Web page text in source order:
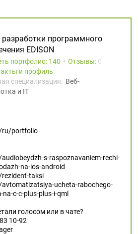
разработки программного
EDISON
портфолио: 140 Отзывы: 0
и профиль
специализация: Веб-
и IT
ru/portfolio
s-raspoznavaniem-rechi-
na-ios-android
taksi
ucheta-rabochego-
c-c-plus-plus-i-qml
голосом или в чате?
10-92